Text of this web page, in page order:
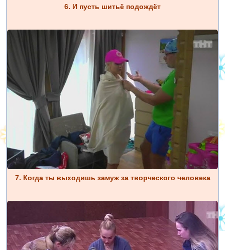
6. И пусть шитьё подождёт
7. Когда ты выходишь замуж за творческого человека